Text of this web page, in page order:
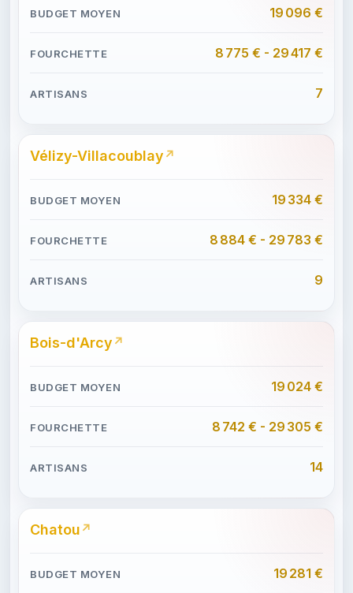
19 096 €
8 775 € - 29 417 €
7
Vélizy-Villacoublay
19 334 €
8 884 € - 29 783 €
9
Bois-d'Arcy
19 024 €
8 742 € - 29 305 €
14
Chatou
19 281 €